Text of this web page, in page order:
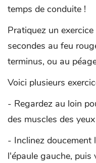
temps de conduite !
Pratiquez un
secondes au feu
terminus, ou au
Voici plusieurs
- Regardez au loin
des muscles des yeux
- Inclinez doucement
l'épaule gauche, puis